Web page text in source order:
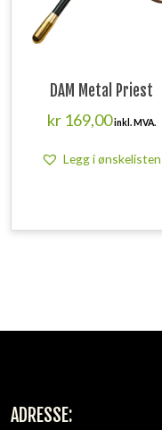
DAM Metal Priest
kr169,00inkl. MVA.
Legg i ønskelisten
ADRESSE: